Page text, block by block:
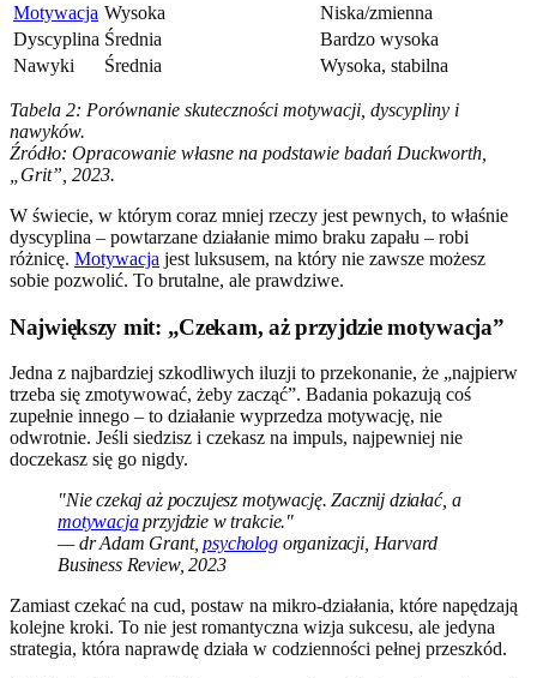
Motywacja Wysoka
Niska/zmienna
Dyscyplina Średnia
Bardzo wysoka
Nawyki
Średnia Wysoka, stabilna
Tabela 2: Porównanie skuteczności motywacji, dyscypliny i
nawyków.
Źródło: Opracowanie własne na podstawie badań Duckworth,
„Grit”, 2023.
W świecie, w którym coraz mniej rzeczy jest pewnych, to właśnie
dyscyplina – powtarzane działanie mimo braku zapału – robi
różnicę. Motywacja jest luksusem, na który nie zawsze możesz
sobie pozwolić. To brutalne, ale prawdziwe.
Największy mit: „Czekam, aż przyjdzie motywacja”
Jedna z najbardziej szkodliwych iluzji to przekonanie, że „najpierw
trzeba się zmotywować, żeby zacząć”. Badania pokazują coś
zupełnie innego – to działanie wyprzedza motywację, nie
odwrotnie. Jeśli siedzisz i czekasz na impuls, najpewniej nie
doczekasz się go nigdy.
"Nie czekaj aż poczujesz motywację. Zacznij działać, a
motywacjaprzyjdzie w trakcie."
— dr Adam Grant,psychologorganizacji, Harvard
Business Review, 2023
Zamiast czekać na cud, postaw na mikro-działania, które napędzają
kolejne kroki. To nie jest romantyczna wizja sukcesu, ale jedyna
strategia, która naprawdę działa w codzienności pełnej przeszkód.